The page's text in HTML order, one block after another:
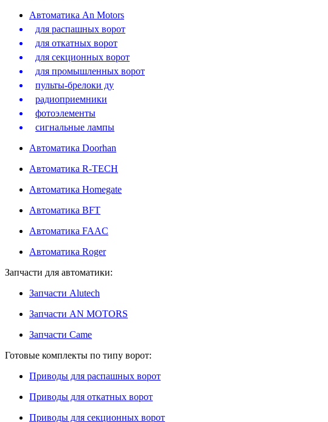
Автоматика An Motors
для распашных ворот
для откатных ворот
для секционных ворот
для промышленных ворот
пульты-брелоки ду
радиоприемники
фотоэлементы
сигнальные лампы
Автоматика Doorhan
Автоматика R-TECH
Автоматика Homegate
Автоматика BFT
Автоматика FAAC
Автоматика Roger
Запчасти для автоматики:
Запчасти Alutech
Запчасти AN MOTORS
Запчасти Came
Готовые комплекты по типу ворот:
Приводы для распашных ворот
Приводы для откатных ворот
Приводы для секционных ворот